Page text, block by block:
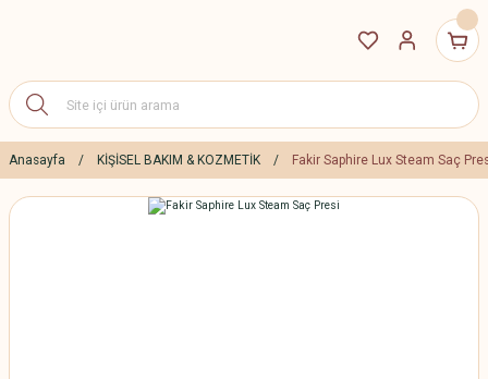
Anasayfa KİŞİSEL BAKIM & KOZMETİK Fakir Saphire Lux Steam Saç